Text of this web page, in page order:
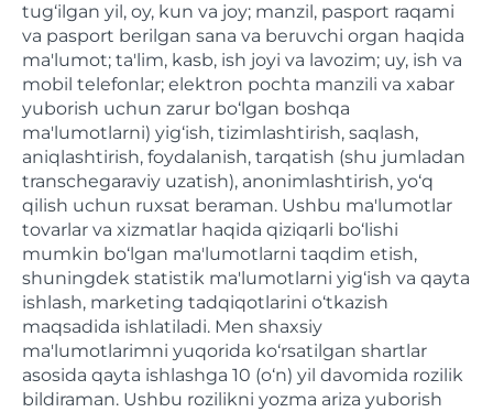
tug‘ilgan yil, oy, kun va joy; manzil, pasport raqami
va pasport berilgan sana va beruvchi organ haqida
ma'lumot; ta'lim, kasb, ish joyi va lavozim; uy, ish va
mobil telefonlar; elektron pochta manzili va xabar
yuborish uchun zarur bo‘lgan boshqa
ma'lumotlarni) yig‘ish, tizimlashtirish, saqlash,
aniqlashtirish, foydalanish, tarqatish (shu jumladan
transchegaraviy uzatish), anonimlashtirish, yo‘q
qilish uchun ruxsat beraman. Ushbu ma'lumotlar
tovarlar va xizmatlar haqida qiziqarli bo‘lishi
mumkin bo‘lgan ma'lumotlarni taqdim etish,
shuningdek statistik ma'lumotlarni yig‘ish va qayta
ishlash, marketing tadqiqotlarini o‘tkazish
maqsadida ishlatiladi. Men shaxsiy
ma'lumotlarimni yuqorida ko‘rsatilgan shartlar
asosida qayta ishlashga 10 (o‘n) yil davomida rozilik
bildiraman. Ushbu rozilikni yozma ariza yuborish